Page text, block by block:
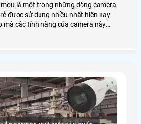
là một trong những dòng camera
được sử dụng nhiều nhất hiện nay
mà các tính năng của camera này